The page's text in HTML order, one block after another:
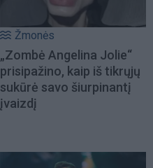
Žmonės
„Zombė Angelina Jolie“
prisipažino, kaip iš tikrųjų
sukūrė savo šiurpinantį
įvaizdį